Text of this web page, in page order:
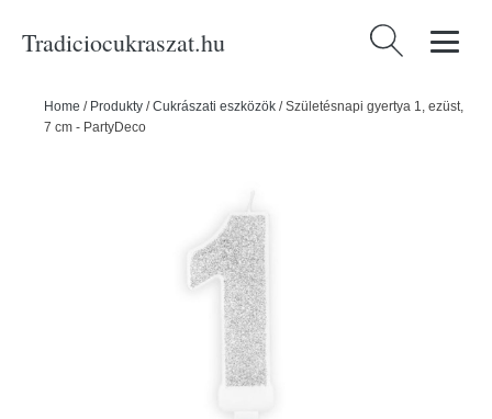
Tradiciocukraszat.hu Keresés:
Home / Produkty /Cukrászati eszközök /Születésnapi gyertya 1, ezüst,
7 cm - PartyDeco